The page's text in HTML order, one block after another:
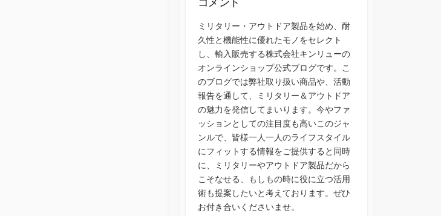
コメント
ミリタリー・アウトドア製品を始め、耐
久性と機能性に優れたモノをセレクト
し、輸入販売する株式会社キンリューの
オンラインショップ公式ブログです。こ
のブログでは弊社取り扱い商品や、活動
報告を通して、ミリタリー＆アウトドア
の魅力を発信してまいります。今やファ
ッションとしての注目度も高いこのジャ
ンルで、皆様一人一人のライフスタイル
にフィットする情報をご提供すると同時
に、ミリタリーやアウトドア製品だから
こそなせる、もしもの時に役に立つ活用
術も提案したいと考えております。ぜひ
お付き合いくださいませ。